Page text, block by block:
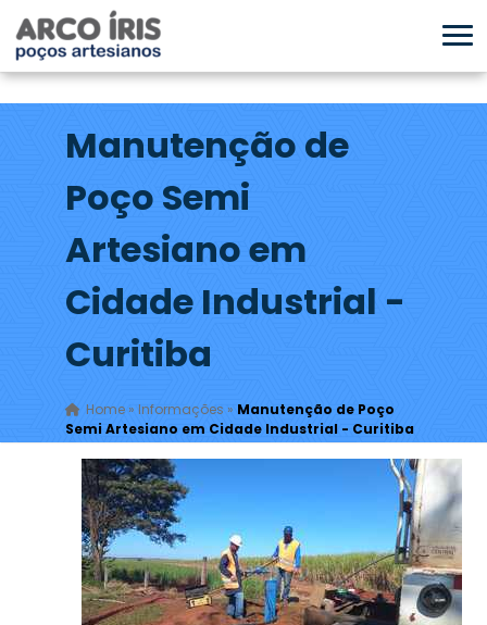
Manutenção de
Poço Semi
Artesiano em
Cidade Industrial -
Curitiba
Home» Informações » Manutenção de Poço
Semi Artesiano em Cidade Industrial - Curitiba